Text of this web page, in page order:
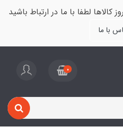
لطفا با ما در ارتباط باشید
با ما
0